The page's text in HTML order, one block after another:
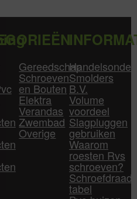
Gereedschap
Schroeven
en Bouten
Elektra
Verandas
Zwembad
Overige
Smolders
B.V.
Volume
voordeel
Slagpluggen
gebruiken
Waarom
roesten Rvs
schroeven?
Schroefdraad
tabel